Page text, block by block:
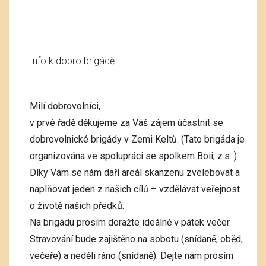
Info k dobro.brigádě:
Milí dobrovolníci,
v prvé řadě děkujeme za Váš zájem účastnit se
dobrovolnické brigády v Zemi Keltů. (Tato brigáda je
organizována ve spolupráci se spolkem Boii, z.s. )
Díky Vám se nám daří areál skanzenu zvelebovat a
naplňovat jeden z našich cílů – vzdělávat veřejnost
o životě našich předků.
Na brigádu prosím doražte ideálně v pátek večer.
Stravování bude zajištěno na sobotu (snídaně, oběd,
večeře) a neděli ráno (snídaně). Dejte nám prosím